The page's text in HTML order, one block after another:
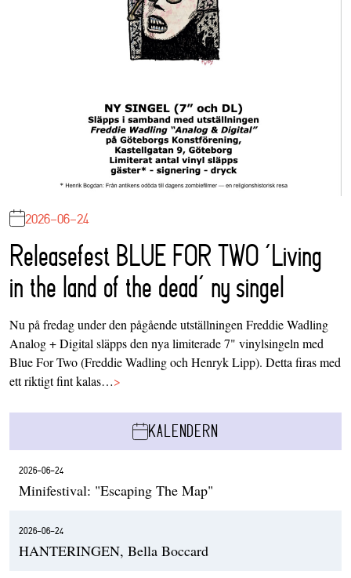
2026-06-24
Releasefest BLUE FOR TWO ‘Living
in the land of the dead’ ny singel
Nu på fredag under den pågående utställningen Freddie Wadling
Analog + Digital släpps den nya limiterade 7" vinylsingeln med
Blue For Two (Freddie Wadling och Henryk Lipp). Detta firas med
ett riktigt fint kalas…>
KALENDERN
2026-06-24
Minifestival: "Escaping The Map"
2026-06-24
HANTERINGEN, Bella Boccard